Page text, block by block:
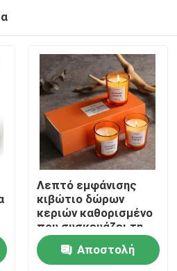
Λεπτό εμφάνισης
κιβώτιο δώρων
κεριών καθορισμένο
που συσκευάζει τη
συνήθεια
πολυτέλειας 3
Αποστολή